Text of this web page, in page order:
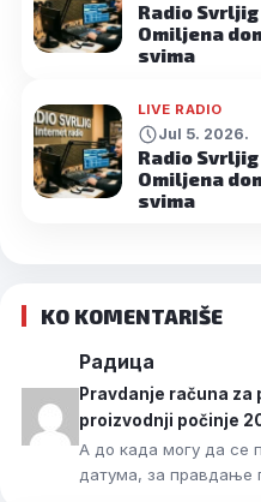
Radio
Omiljena
svima
LIVE RADIO
Jul 5. 2026.
Radio
Omiljena
svima
KO KOMENTARIŠE
Радица
Pravdanje računa za
proizvodnji počinje
А до када могу да се
датума, за правдање